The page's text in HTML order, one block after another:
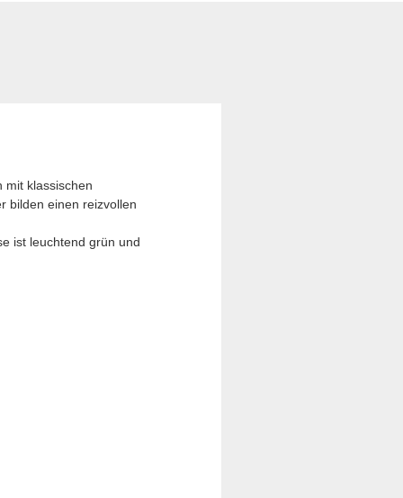
mit klassischen
bilden einen reizvollen
ist leuchtend grün und